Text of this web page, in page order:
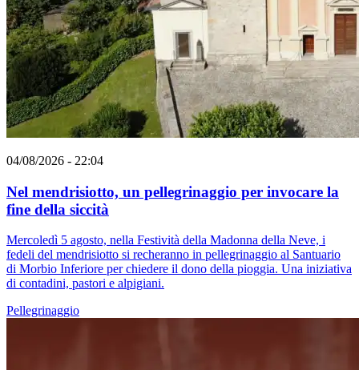
04/08/2026 - 22:04
Nel mendrisiotto, un pellegrinaggio per invocare la
fine della siccità
Mercoledì 5 agosto, nella Festività della Madonna della Neve, i
fedeli del mendrisiotto si recheranno in pellegrinaggio al Santuario
di Morbio Inferiore per chiedere il dono della pioggia. Una iniziativa
di contadini, pastori e alpigiani.
Pellegrinaggio